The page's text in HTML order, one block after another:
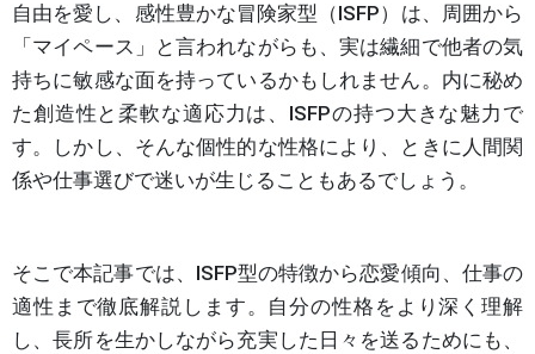
自由を愛し、感性豊かな冒険家型（ISFP）は、周囲から
「マイペース」と言われながらも、実は繊細で他者の気
持ちに敏感な面を持っているかもしれません。内に秘め
た創造性と柔軟な適応力は、ISFPの持つ大きな魅力で
す。しかし、そんな個性的な性格により、ときに人間関
係や仕事選びで迷いが生じることもあるでしょう。
そこで本記事では、ISFP型の特徴から恋愛傾向、仕事の
適性まで徹底解説します。自分の性格をより深く理解
し、長所を生かしながら充実した日々を送るためにも、